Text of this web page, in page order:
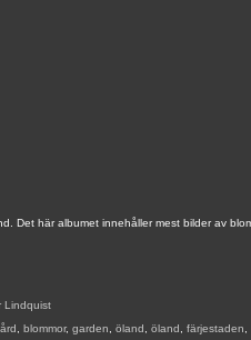
Det här albumet innehåller mest bilder av
Lindquist
blommor, garden öland öland färjestaden